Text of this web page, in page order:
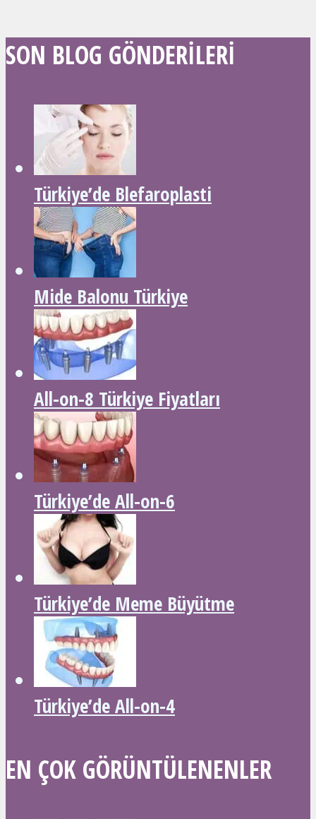
SON BLOG GÖNDERILERI
Türkiye’de Blefaroplasti
Mide Balonu Türkiye
All-on-8 Türkiye Fiyatları
Türkiye’de All-on-6
Türkiye’de Meme Büyütme
Türkiye’de All-on-4
EN ÇOK GÖRÜNTÜLENENLER